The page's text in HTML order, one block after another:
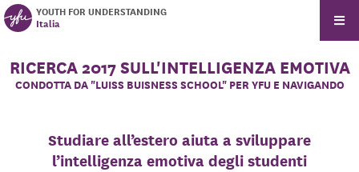
YOUTH FOR UNDERSTANDING
Italia
RICERCA 2017 SULL'INTELLIGENZA EMOTIVA
CONDOTTA DA "LUISS BUISNESS SCHOOL" PER YFU E NAVIGANDO
Studiare all’estero aiuta a sviluppare
l’intelligenza emotiva degli studenti